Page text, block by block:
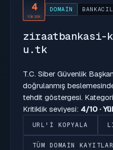
4
YÜKSEK
DOMAIN
ziraatbankasi-
u.tk
T.C. Siber Güvenlik
doğrulanmış
tehdit göstergesi.
Kritiklik seviyesi: 4/10 ·
URL'I KOPYALA
TÜM DOMAIN